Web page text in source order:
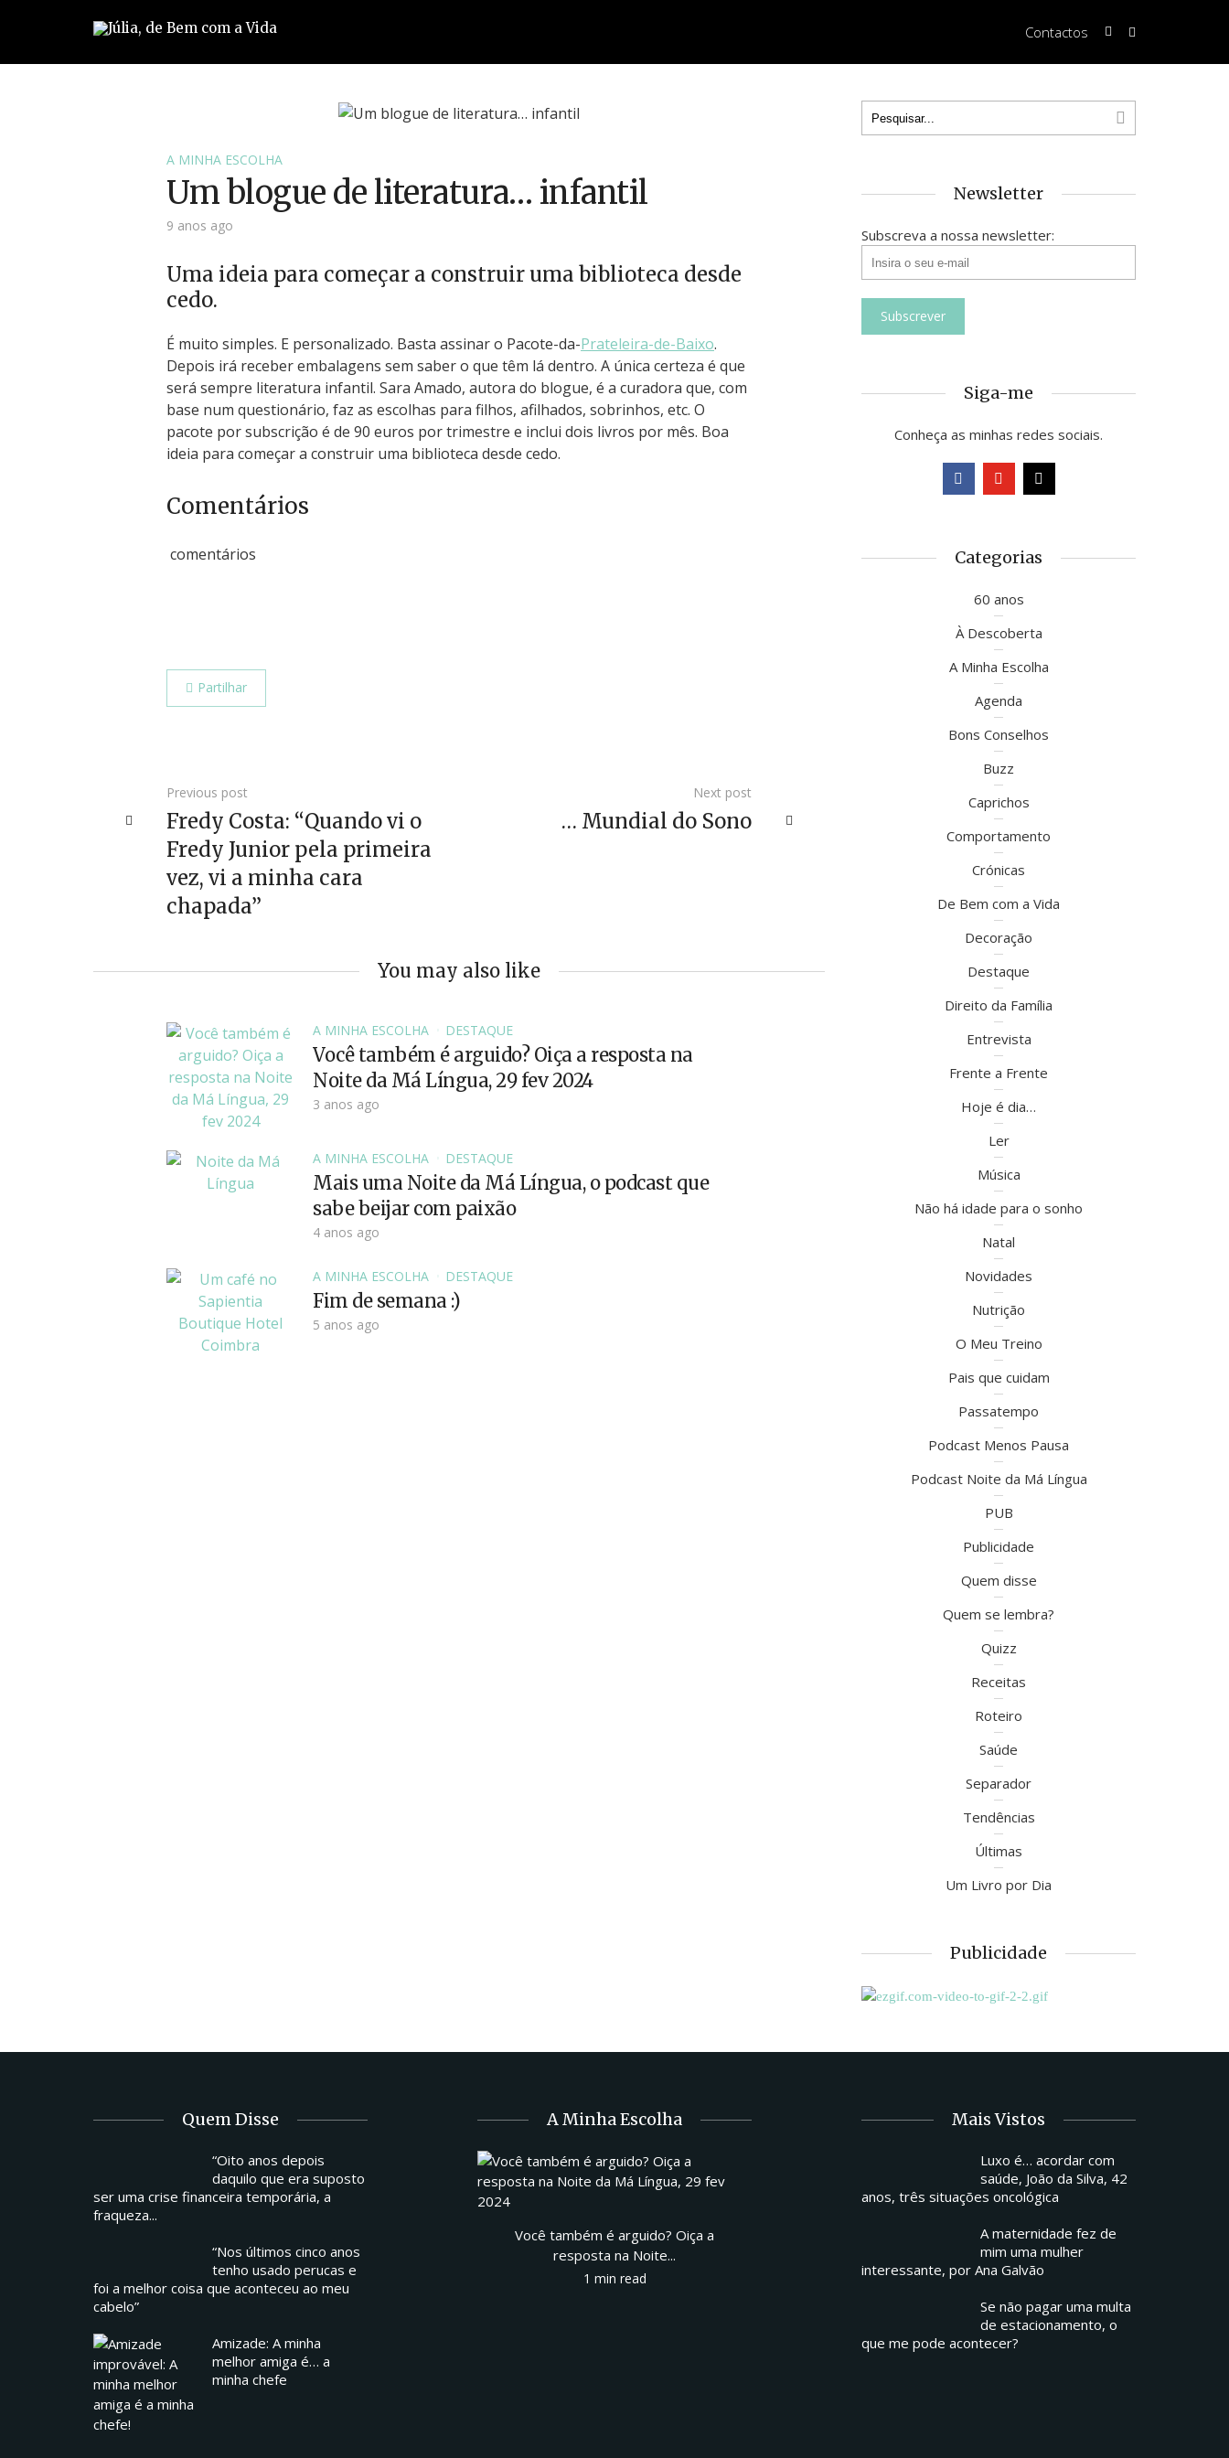
Contactos
A MINHA ESCOLHA
Um blogue de literatura… infantil
9 anos ago
Uma ideia para começar a construir uma biblioteca desde
cedo.
É muito simples. E personalizado. Basta assinar o Pacote-da-Prateleira-de-Baixo.
Depois irá receber embalagens sem saber o que têm lá dentro. A única certeza é que
será sempre literatura infantil. Sara Amado, autora do blogue, é a curadora que, com
base num questionário, faz as escolhas para filhos, afilhados, sobrinhos, etc. O
pacote por subscrição é de 90 euros por trimestre e inclui dois livros por mês. Boa
ideia para começar a construir uma biblioteca desde cedo.
Comentários
comentários
Partilhar
Previous post
Fredy Costa: “Quando vi o
Fredy Junior pela primeira
vez, vi a minha cara
chapada”
Next post
… Mundial do Sono
You may also like
A MINHA ESCOLHA DESTAQUE
Você também é arguido? Oiça a resposta na
Noite da Má Língua, 29 fev 2024
3 anos ago
A MINHA ESCOLHA DESTAQUE
Mais uma Noite da Má Língua, o podcast que
sabe beijar com paixão
4 anos ago
A MINHA ESCOLHA DESTAQUE
Fim de semana :)
5 anos ago
Newsletter
Subscreva a nossa newsletter:
Siga-me
Conheça as minhas redes sociais.
Categorias
60 anos
À Descoberta
A Minha Escolha
Agenda
Bons Conselhos
Buzz
Caprichos
Comportamento
Crónicas
De Bem com a Vida
Decoração
Destaque
Direito da Família
Entrevista
Frente a Frente
Hoje é dia…
Ler
Música
Não há idade para o sonho
Natal
Novidades
Nutrição
O Meu Treino
Pais que cuidam
Passatempo
Podcast Menos Pausa
Podcast Noite da Má Língua
PUB
Publicidade
Quem disse
Quem se lembra?
Quizz
Receitas
Roteiro
Saúde
Separador
Tendências
Últimas
Um Livro por Dia
Publicidade
Quem Disse
“Oito anos depois
daquilo que era suposto
ser uma crise financeira temporária, a
fraqueza...
“Nos últimos cinco anos
tenho usado perucas e
foi a melhor coisa que aconteceu ao meu
cabelo”
Amizade: A minha
melhor amiga é… a
minha chefe
A Minha Escolha
Você também é arguido? Oiça a
resposta na Noite...
1 min read
Mais Vistos
Luxo é… acordar com
saúde, João da Silva, 42
anos, três situações oncológica
A maternidade fez de
mim uma mulher
interessante, por Ana Galvão
Se não pagar uma multa
de estacionamento, o
que me pode acontecer?